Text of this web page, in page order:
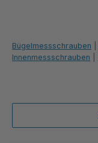
Bügelmessschrauben
Innenmessschrauben